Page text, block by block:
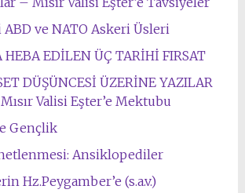
ve NATO Askeri Üsleri
EDİLEN ÜÇ TARİHİ FIRSAT
DÜŞÜNCESİ ÜZERİNE YAZILAR
Valisi Eşter’e Mektubu
Gençlik
Ansiklopediler
Hz.Peygamber’e (s.a.v.)